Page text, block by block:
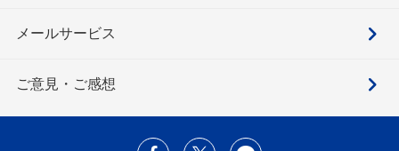
メールサービス
ご意見・ご感想